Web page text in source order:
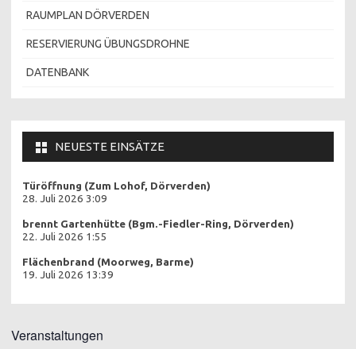
RAUMPLAN DÖRVERDEN
RESERVIERUNG ÜBUNGSDROHNE
DATENBANK
NEUESTE EINSÄTZE
Türöffnung (Zum Lohof, Dörverden)
28. Juli 2026 3:09
brennt Gartenhütte (Bgm.-Fiedler-Ring, Dörverden)
22. Juli 2026 1:55
Flächenbrand (Moorweg, Barme)
19. Juli 2026 13:39
Veranstaltungen